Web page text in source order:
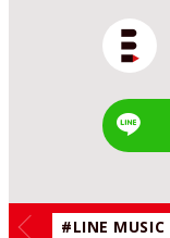
#LINE MUSIC